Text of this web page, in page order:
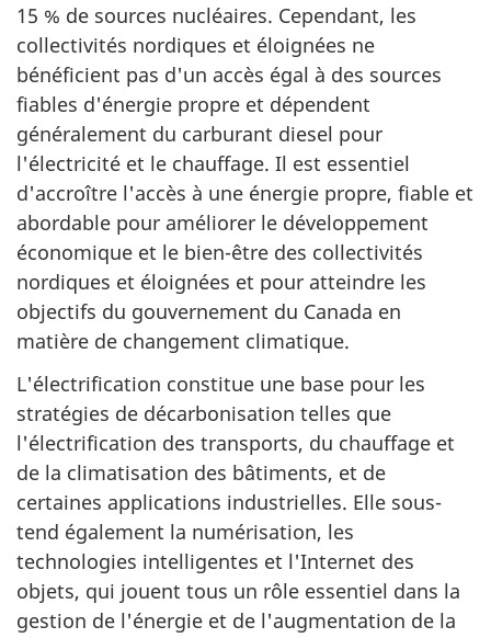
15 % de sources nucléaires. Cependant, les
collectivités nordiques et éloignées ne
bénéficient pas d'un accès égal à des sources
fiables d'énergie propre et dépendent
généralement du carburant diesel pour
l'électricité et le chauffage. Il est essentiel
d'accroître l'accès à une énergie propre, fiable et
abordable pour améliorer le développement
économique et le bien-être des collectivités
nordiques et éloignées et pour atteindre les
objectifs du gouvernement du Canada en
matière de changement climatique.
L'électrification constitue une base pour les
stratégies de décarbonisation telles que
l'électrification des transports, du chauffage et
de la climatisation des bâtiments, et de
certaines applications industrielles. Elle sous-
tend également la numérisation, les
technologies intelligentes et l'Internet des
objets, qui jouent tous un rôle essentiel dans la
gestion de l'énergie et de l'augmentation de la